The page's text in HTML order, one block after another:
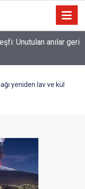
Unutulan anılar geri
yeniden lav ve kül